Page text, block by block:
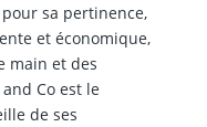
sa pertinence,
et économique,
main et des
Co est le
de ses